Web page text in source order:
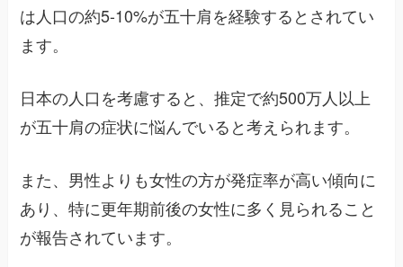
は人口の約5-10%が五十肩を経験するとされてい
ます。
日本の人口を考慮すると、推定で約500万人以上
が五十肩の症状に悩んでいると考えられます。
また、男性よりも女性の方が発症率が高い傾向に
あり、特に更年期前後の女性に多く見られること
が報告されています。